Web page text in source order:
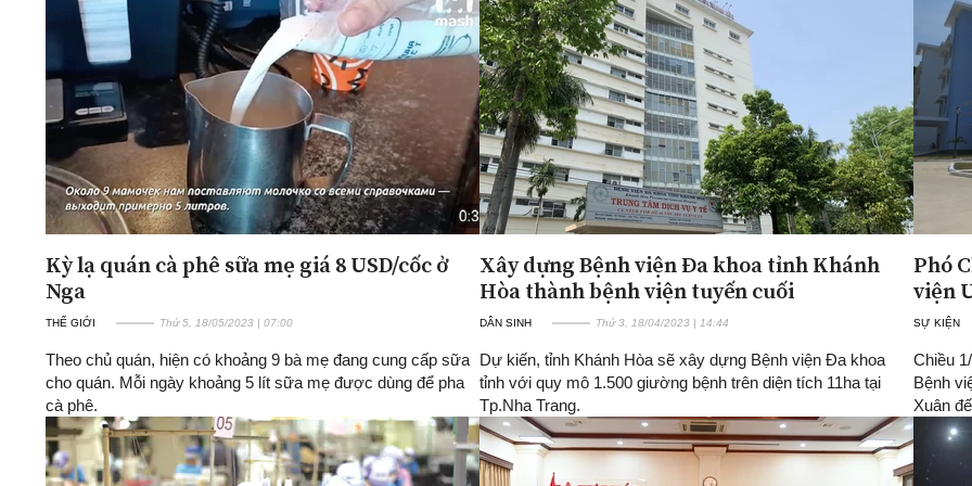
Kỳ lạ quán cà phê sữa mẹ giá 8 USD/cốc ở
Nga
THẾ GIỚI Thứ 5, 18/05/2023 | 07:00
Theo chủ quán, hiện có khoảng 9 bà mẹ đang cung cấp sữa
cho quán. Mỗi ngày khoảng 5 lít sữa mẹ được dùng để pha
cà phê.
Xây dựng Bệnh viện Đa khoa tỉnh Khánh
Hòa thành bệnh viện tuyến cuối
DÂN SINH Thứ 3, 18/04/2023 | 14:44
Dự kiến, tỉnh Khánh Hòa sẽ xây dựng Bệnh viện Đa khoa
tỉnh với quy mô 1.500 giường bệnh trên diện tích 11ha tại
Tp.Nha Trang.
Phó
viện
SỰ KIỆN
Chiều
Bệnh
Xuân